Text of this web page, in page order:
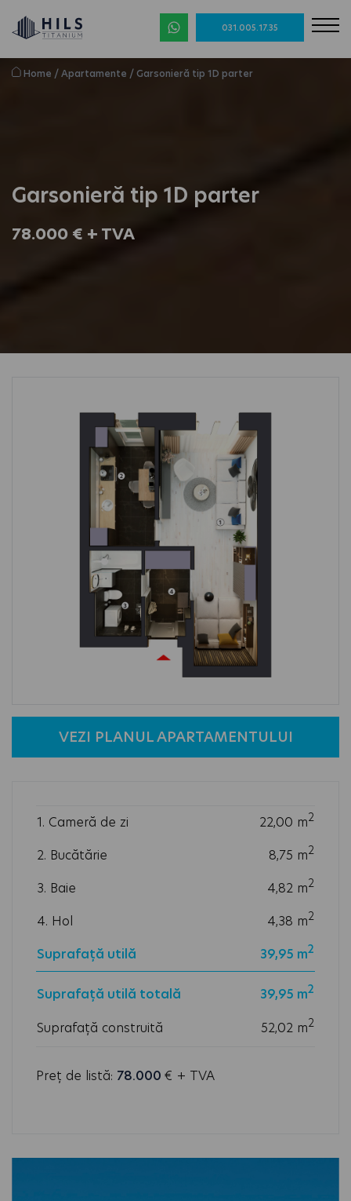
031.005.17.35
Home /Apartamente /Garsonieră tip 1D parter
Garsonieră tip 1D parter
78.000 € + TVA
VEZI PLANUL APARTAMENTULUI
1. Cameră de zi 22,00 m2
2. Bucătărie 8,75 m2
3. Baie 4,82 m2
4. Hol 4,38 m2
Suprafață utilă 39,95 m2
Suprafață utilă totală 39,95 m2
Suprafață construită 52,02 m2
Preț de listă: 78.000 € + TVA